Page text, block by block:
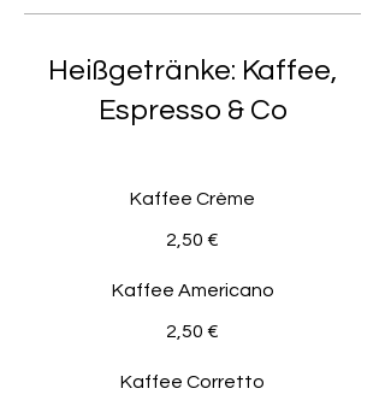
Heißgetränke: Kaffee,
Espresso & Co
Kaffee Crème
2,50 €
Kaffee Americano
2,50 €
Kaffee Corretto